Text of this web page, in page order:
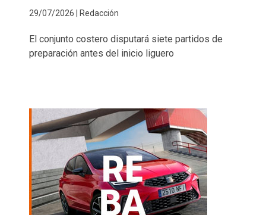
29/07/2026 | Redacción
El conjunto costero disputará siete partidos de
preparación antes del inicio liguero